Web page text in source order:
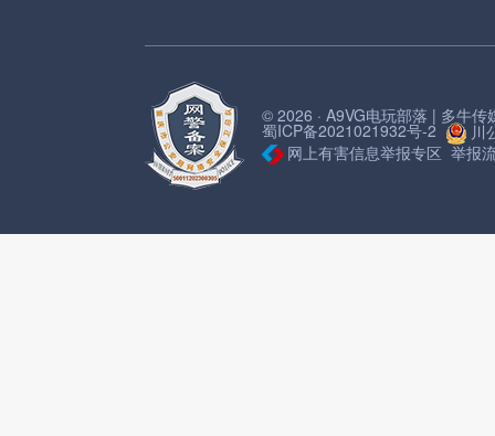
© 2026 · A9VG电玩部落 | 多牛传
蜀ICP备2021021932号-2
川
网上有害信息举报专区 举报